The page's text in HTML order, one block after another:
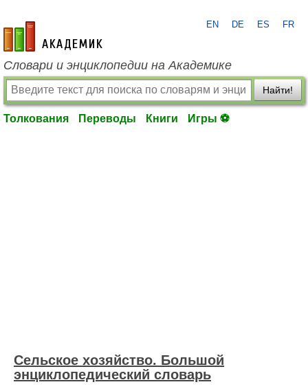
academic.ru
EN DE ES FR
Словари и энциклопедии на Академике
Найти!
Толкования Переводы Книги Игры ⚽
Сельское хозяйство. Большой
энциклопедический словарь